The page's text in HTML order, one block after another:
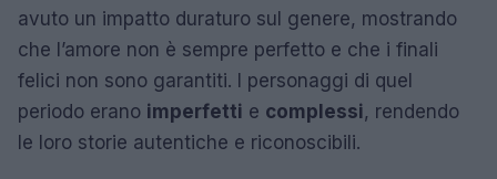
avuto un impatto duraturo sul genere, mostrando
che l’amore non è sempre perfetto e che i finali
felici non sono garantiti. I personaggi di quel
periodo erano imperfetti e complessi, rendendo
le loro storie autentiche e riconoscibili.